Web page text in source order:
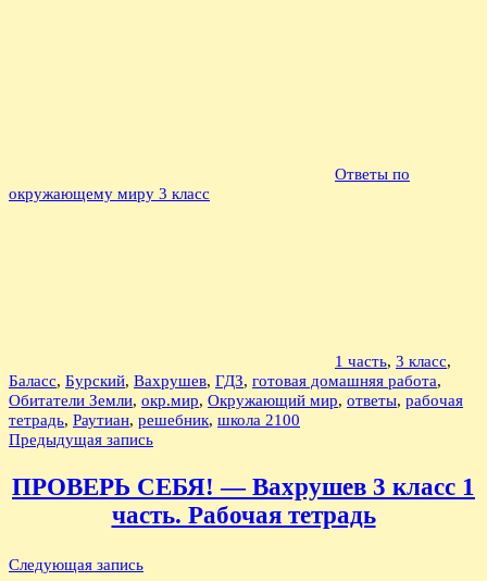
Ответы по
окружающему миру 3 класс
1 часть, 3 класс,
Баласс, Бурский, Вахрушев, ГДЗ, готовая домашняя работа,
Обитатели Земли, окр.мир, Окружающий мир, ответы, рабочая
тетрадь, Раутиан, решебник, школа 2100
Навигация
записям
Предыдущая запись
ПРОВЕРЬ СЕБЯ! — Вахрушев 3 класс 1
часть. Рабочая тетрадь
Следующая запись